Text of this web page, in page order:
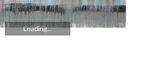
Loading...